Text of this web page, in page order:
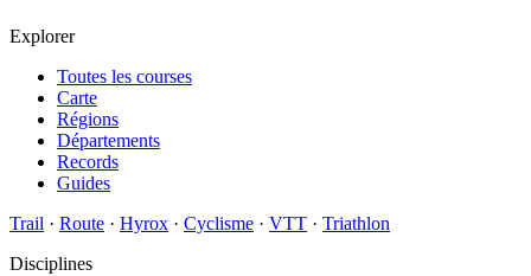
Explorer
Toutes les courses
Carte
Régions
Départements
Records
Guides
Trail · Route · Hyrox · Cyclisme · VTT · Triathlon
Disciplines